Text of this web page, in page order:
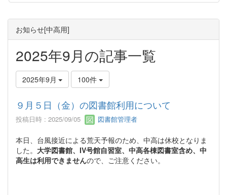
お知らせ[中高用]
2025年9月の記事一覧
2025年9月 100件
９月５日（金）の図書館利用について
投稿日時 : 2025/09/05 図書館管理者
本日、台風接近による荒天予報のため、中高は休校となりま
した。 大学図書館、IV号館自習室、中高各棟図書室含め、中
高生は利用できませんので、ご注意ください。